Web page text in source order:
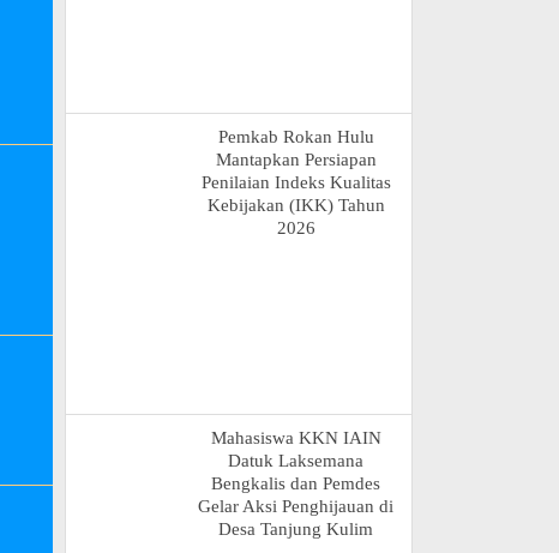
Pemkab Rokan Hulu
Mantapkan Persiapan
Penilaian Indeks Kualitas
Kebijakan (IKK) Tahun
2026
Mahasiswa KKN IAIN
Datuk Laksemana
Bengkalis dan Pemdes
Gelar Aksi Penghijauan di
Desa Tanjung Kulim